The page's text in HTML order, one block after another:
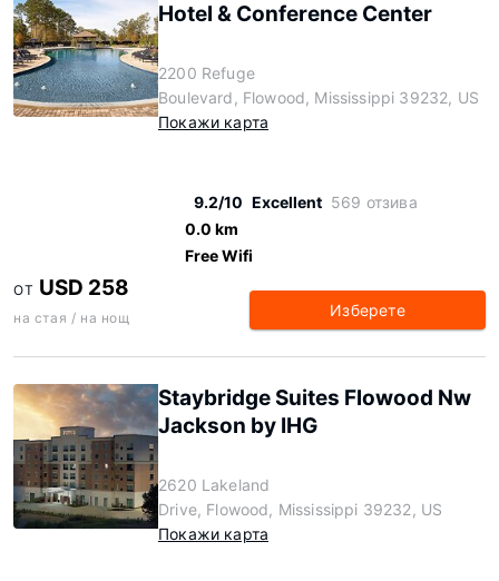
Hotel & Conference Center
2200 Refuge
Boulevard, Flowood, Mississippi 39232, US
Покажи карта
9.2/10 Excellent 569 отзива
0.0 km
Free Wifi
ОТ USD 258
на стая / на нощ Изберете
Staybridge Suites Flowood Nw
Jackson by IHG
2620 Lakeland
Drive, Flowood, Mississippi 39232, US
Покажи карта